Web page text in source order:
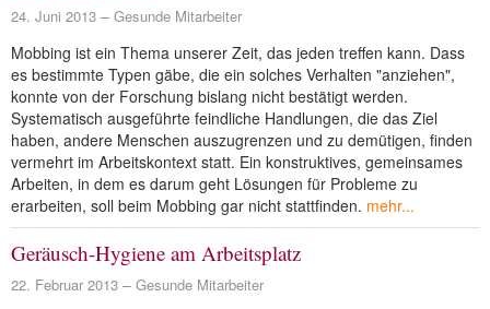
24. Juni 2013 Gesunde Mitarbeiter
Mobbing ist ein Thema unserer Zeit, das jeden treffen kann. Dass
es bestimmte Typen gäbe, die ein solches Verhalten "anziehen",
konnte von der Forschung bislang nicht bestätigt werden.
Systematisch ausgeführte feindliche Handlungen, die das Ziel
haben, andere Menschen auszugrenzen und zu demütigen, finden
vermehrt im Arbeitskontext statt. Ein konstruktives, gemeinsames
Arbeiten, in dem es darum geht Lösungen für Probleme zu
erarbeiten, soll beim Mobbing gar nicht stattfinden. mehr...
Geräusch-Hygiene am Arbeitsplatz
22. Februar 2013 Gesunde Mitarbeiter